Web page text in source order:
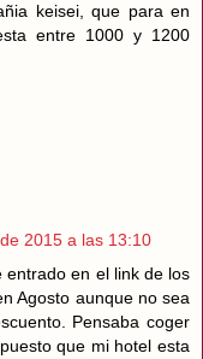
keisei, que para en
entre 1000 y 1200
2015 a las 13:10
entrado en el link de los
Agosto aunque no sea
Pensaba coger
que mi hotel esta